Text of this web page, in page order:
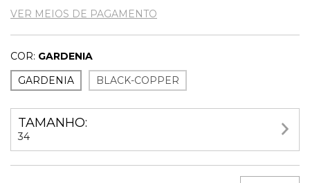
VER MEIOS DE PAGAMENTO
COR: GARDENIA
GARDENIA
BLACK-COPPER
TAMANHO:
34